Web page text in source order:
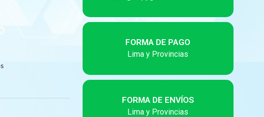
FORMA DE PAGO
Lima y Provincias
FORMA DE ENVÍOS
Lima y Provincias